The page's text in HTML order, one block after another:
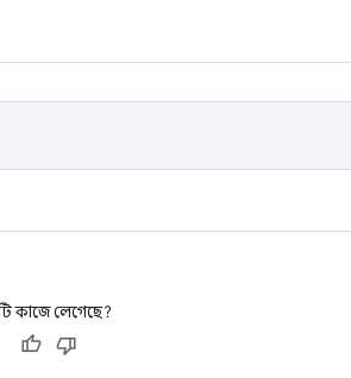
কাজে লেগেছে?